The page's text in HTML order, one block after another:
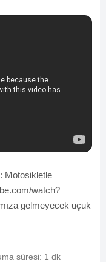
Motosikletle
watch?
gelmeyecek uçuk
süresi: 1 dk